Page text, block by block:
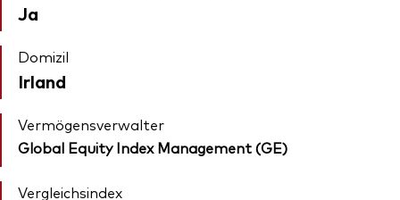
Ja
Domizil
Irland
Vermögensverwalter
Global Equity Index Management (GE)
Vergleichsindex